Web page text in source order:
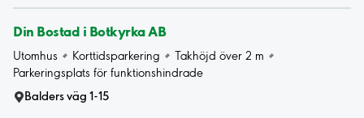
Din Bostad i Botkyrka AB
Utomhus Korttidsparkering
Takhöjd över 2 m
Parkeringsplats för funktionshindrade
Balders väg 1-15